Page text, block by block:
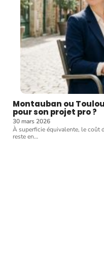
Montauban ou
pour son projet pro ?
30 mars 2026
À superficie équivalente, le coût
reste en…